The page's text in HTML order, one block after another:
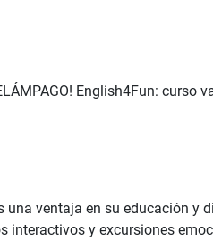
English4Fun: curso
ventaja en su educación y
interactivos y excursiones